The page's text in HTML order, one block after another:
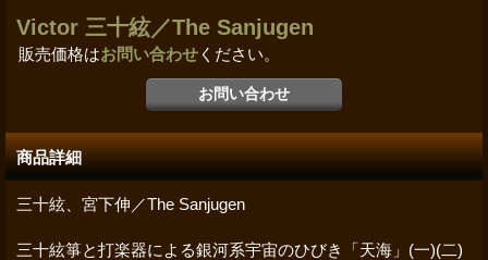
Victor 三十絃／The Sanjugen
販売価格はお問い合わせ ください。
商品詳細
三十絃、宮下伸／The Sanjugen
三十絃箏と打楽器による銀河系宇宙のひびき「天海」(一)(二)